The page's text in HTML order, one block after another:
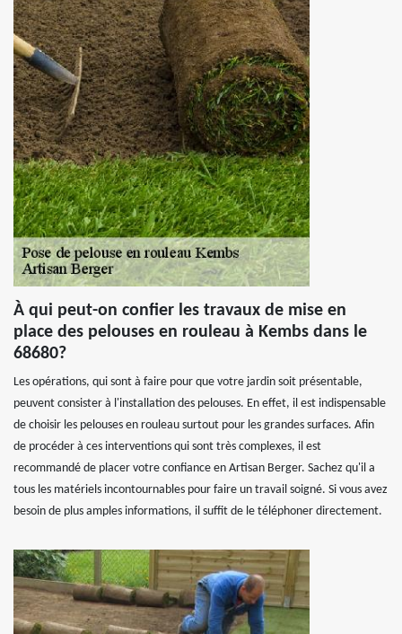
À qui peut-on confier les travaux de mise en
place des pelouses en rouleau à Kembs dans le
68680?
Les opérations, qui sont à faire pour que votre jardin soit présentable,
peuvent consister à l'installation des pelouses. En effet, il est indispensable
de choisir les pelouses en rouleau surtout pour les grandes surfaces. Afin
de procéder à ces interventions qui sont très complexes, il est
recommandé de placer votre confiance en Artisan Berger. Sachez qu'il a
tous les matériels incontournables pour faire un travail soigné. Si vous avez
besoin de plus amples informations, il suffit de le téléphoner directement.